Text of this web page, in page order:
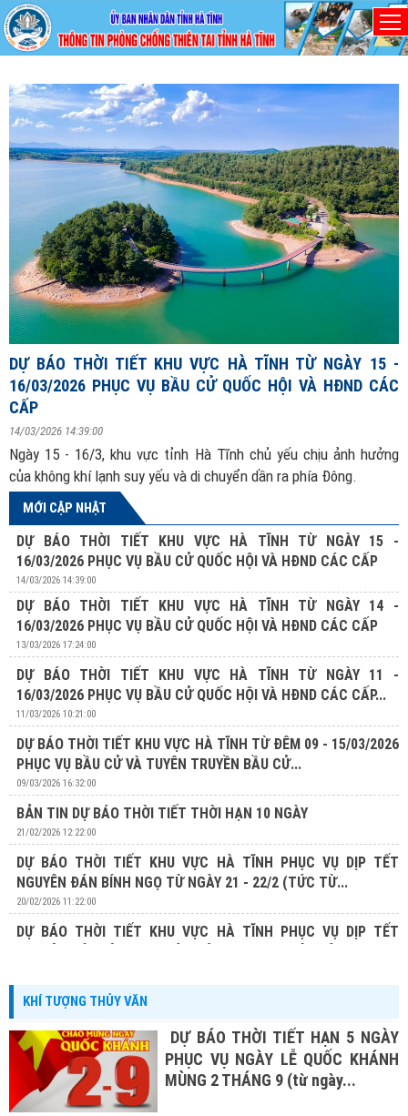
Thứ Năm, 6/8/2026
DỰ BÁO THỜI TIẾT KHU VỰC HÀ TĨNH TỪ NGÀY 15 -
16/03/2026 PHỤC VỤ BẦU CỬ QUỐC HỘI VÀ HĐND CÁC
CẤP
14/03/2026 14:39:00
Ngày 15 - 16/3, khu vực tỉnh Hà Tĩnh chủ yếu chịu ảnh hưởng
của không khí lạnh suy yếu và di chuyển dần ra phía Đông.
MỚI CẬP NHẬT
DỰ BÁO THỜI TIẾT KHU VỰC HÀ TĨNH TỪ NGÀY 15 -
16/03/2026 PHỤC VỤ BẦU CỬ QUỐC HỘI VÀ HĐND CÁC CẤP
14/03/2026 14:39:00
DỰ BÁO THỜI TIẾT KHU VỰC HÀ TĨNH TỪ NGÀY 14 -
16/03/2026 PHỤC VỤ BẦU CỬ QUỐC HỘI VÀ HĐND CÁC CẤP
13/03/2026 17:24:00
DỰ BÁO THỜI TIẾT KHU VỰC HÀ TĨNH TỪ NGÀY 11 -
16/03/2026 PHỤC VỤ BẦU CỬ QUỐC HỘI VÀ HĐND CÁC CẤP...
11/03/2026 10:21:00
DỰ BÁO THỜI TIẾT KHU VỰC HÀ TĨNH TỪ ĐÊM 09 - 15/03/2026
PHỤC VỤ BẦU CỬ VÀ TUYÊN TRUYỀN BẦU CỬ...
09/03/2026 16:32:00
BẢN TIN DỰ BÁO THỜI TIẾT THỜI HẠN 10 NGÀY
21/02/2026 12:22:00
DỰ BÁO THỜI TIẾT KHU VỰC HÀ TĨNH PHỤC VỤ DỊP TẾT
NGUYÊN ĐÁN BÍNH NGỌ TỪ NGÀY 21 - 22/2 (TỨC TỪ...
20/02/2026 11:22:00
DỰ BÁO THỜI TIẾT KHU VỰC HÀ TĨNH PHỤC VỤ DỊP TẾT
KHÍ TƯỢNG THỦY VĂN
DỰ BÁO THỜI TIẾT HẠN 5 NGÀY
PHỤC VỤ NGÀY LỄ QUỐC KHÁNH
MÙNG 2 THÁNG 9 (từ ngày...